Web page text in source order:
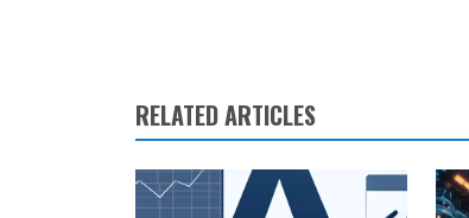
RELATED ARTICLES